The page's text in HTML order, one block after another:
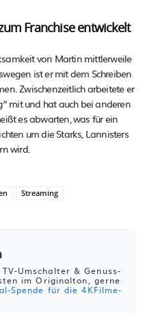
Franchise entwickelt
von Martin mittlerweile
ist er mit dem Schreiben
Zwischenzeitlich arbeitete er
mit und hat auch bei anderen
es abwarten, was für ein
um die Starks, Lannisters
wird.
Streaming
Umschalter & Genuss-
im Originalton, gerne
Spende für die 4KFilme-